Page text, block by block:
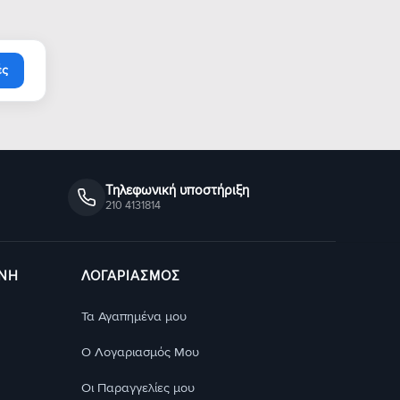
Τηλεφωνική υποστήριξη
210 4131814
ΛΟΓΑΡΙΑΣΜΟΣ
Τα Αγαπημένα μου
Ο Λογαριασμός Μου
Οι Παραγγελίες μου